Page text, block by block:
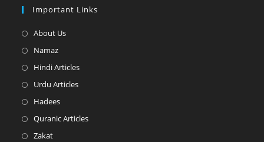
Important Links
About UsOpens
a
tab
NamazOpens
in
tab
Hindi ArticlesOpens
tab
Urdu ArticlesOpens
a
HadeesOpens
in
Quranic ArticlesOpens
ZakatOpens